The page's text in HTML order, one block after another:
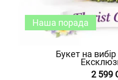
Букет на
2 599
Наша порада